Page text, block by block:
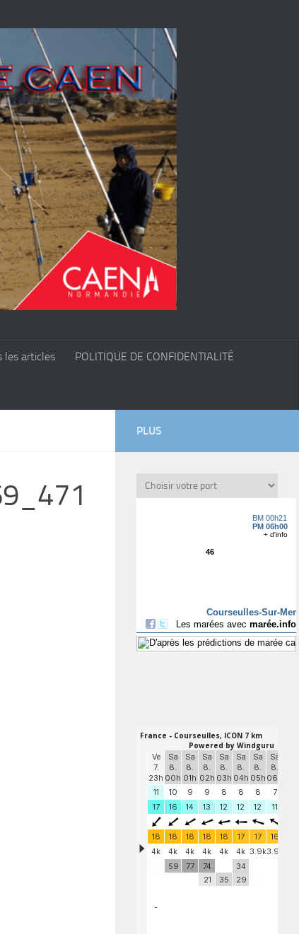
les articles POLITIQUE DE CONFIDENTIALITÉ
PLUS